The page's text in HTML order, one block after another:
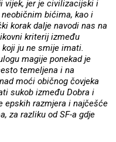
vijek, jer je civilizacijski i
bićima, kao i
korak dalje navodi nas na
kriterij između
koji ju ne smije imati.
magije ponekad je
temeljena i na
moći običnog čovjeka
sukob između Dobra i
epskih razmjera i najčešće
za razliku od SF-a gdje